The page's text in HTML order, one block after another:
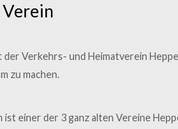
Verein
der Verkehrs- und Heimatverein
zu machen.
ist einer der 3 ganz alten Vereine